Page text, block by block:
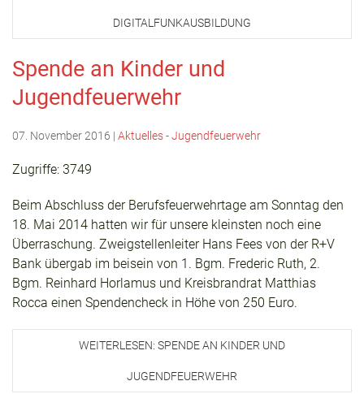
DIGITALFUNKAUSBILDUNG
Spende an Kinder und
Jugendfeuerwehr
07. November 2016 | Aktuelles - Jugendfeuerwehr
Zugriffe: 3749
Beim Abschluss der Berufsfeuerwehrtage am Sonntag den
18. Mai 2014 hatten wir für unsere kleinsten noch eine
Überraschung. Zweigstellenleiter Hans Fees von der R+V
Bank übergab im beisein von 1. Bgm. Frederic Ruth, 2.
Bgm. Reinhard Horlamus und Kreisbrandrat Matthias
Rocca einen Spendencheck in Höhe von 250 Euro.
WEITERLESEN: SPENDE AN KINDER UND
JUGENDFEUERWEHR